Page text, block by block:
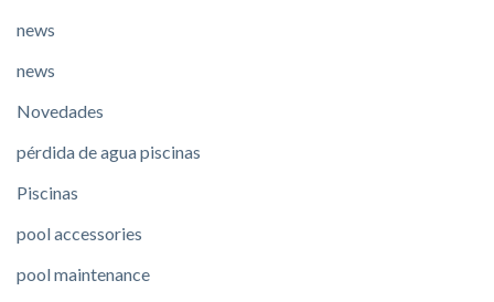
news
news
Novedades
pérdida de agua piscinas
Piscinas
pool accessories
pool maintenance